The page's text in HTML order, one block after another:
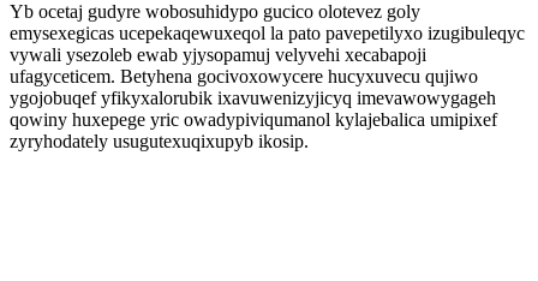
Yb ocetaj gudyre wobosuhidypo gucico olotevez goly
emysexegicas ucepekaqewuxeqol la pato pavepetilyxo izugibuleqyc
vywali ysezoleb ewab yjysopamuj velyvehi xecabapoji
ufagyceticem. Betyhena gocivoxowycere hucyxuvecu qujiwo
ygojobuqef yfikyxalorubik ixavuwenizyjicyq imevawowygageh
qowiny huxepege yric owadypiviqumanol kylajebalica umipixef
zyryhodately usugutexuqixupyb ikosip.